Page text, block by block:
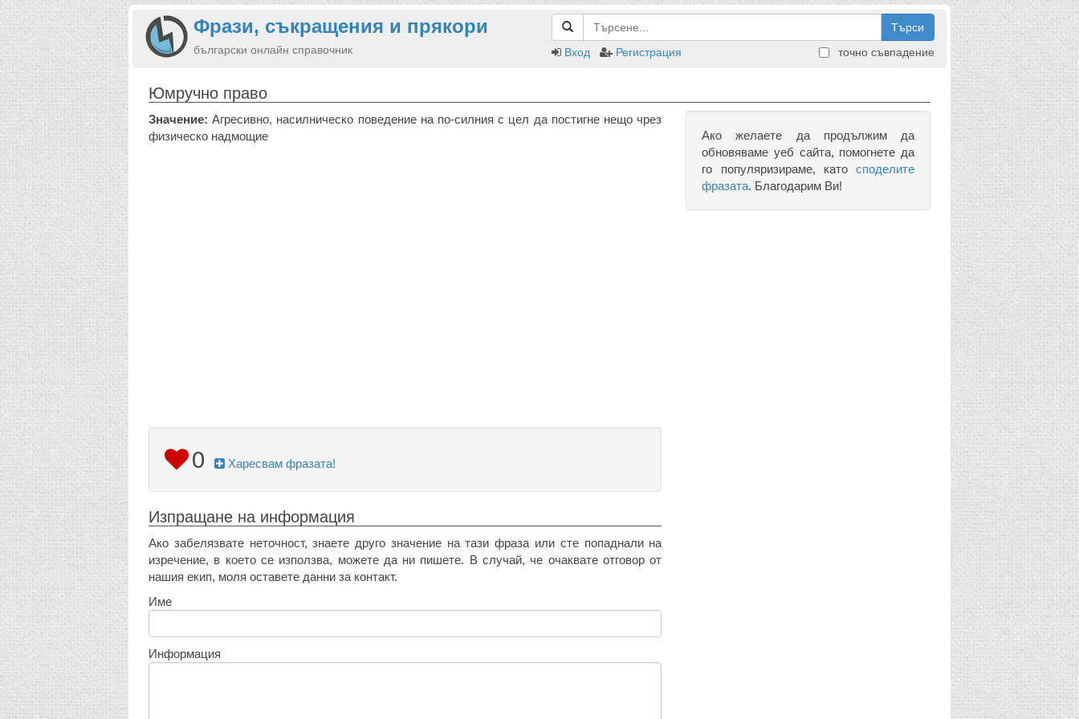
Фрази, съкращения и прякори
български онлайн справочник
Търси
Вход
Регистрация точно съвпадение
Юмручно право
Значение: Агресивно, насилническо поведение на по-силния с цел да постигне нещо чрез
физическо надмощие
0 Харесвам фразата!
Изпращане на информация
Ако забелязвате неточност, знаете друго значение на тази фраза или сте попаднали на
изречение, в което се използва, можете да ни пишете. В случай, че очаквате отговор от
нашия екип, моля оставете данни за контакт.
Име
Информация
Ако желаете да продължим да
обновяваме уеб сайта, помогнете да
го популяризираме, като споделите
фразата. Благодарим Ви!